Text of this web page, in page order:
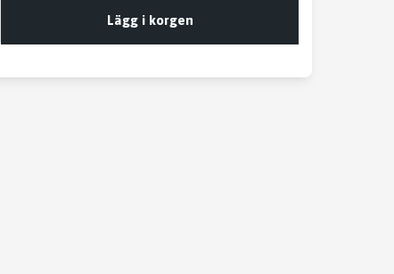
Lägg i korgen